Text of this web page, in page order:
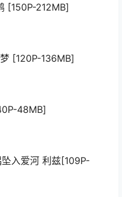
[150P-212MB]
[120P-136MB]
48MB]
入爱河 利兹[109P-